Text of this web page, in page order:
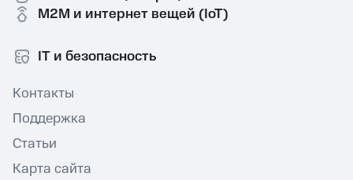
M2M и интернет вещей (IoT)
IT и безопасность
Контакты
Поддержка
Статьи
Карта сайта